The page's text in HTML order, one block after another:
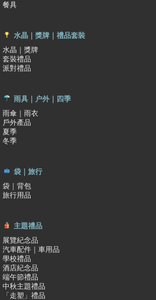
餐具
水晶｜獎牌｜禮品套裝
水晶｜獎牌
套裝禮品
派對禮品
雨具｜户外｜四季
雨傘｜雨衣
戶外產品
夏季
冬季
袋｜旅行
袋｜背包
旅行用品
主題禮品
展覽紀念品
汽車配件｜車用品
學校禮品
酒店紀念品
端午節禮品
中秋主題禮品
「走塑」禮品